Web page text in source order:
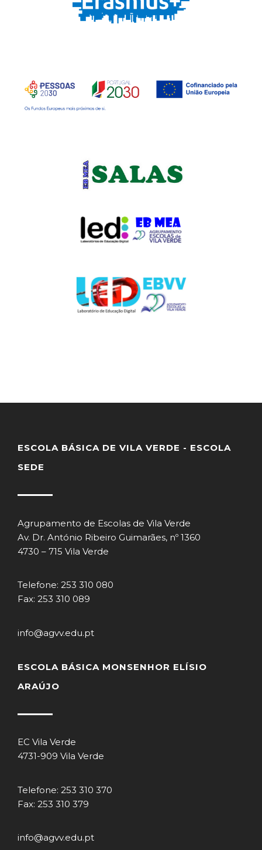
ESCOLA BÁSICA DE VILA VERDE - ESCOLA
SEDE
Agrupamento de Escolas de Vila Verde
Av. Dr. António Ribeiro Guimarães, nº 1360
4730 – 715 Vila Verde
Telefone: 253 310 080
Fax: 253 310 089
info@agvv.edu.pt
ESCOLA BÁSICA MONSENHOR ELÍSIO
ARAÚJO
EC Vila Verde
4731-909 Vila Verde
Telefone: 253 310 370
Fax: 253 310 379
info@agvv.edu.pt